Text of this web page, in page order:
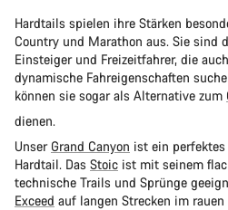
Hardtails spielen ihre Stärken
Country und Marathon aus. Sie sind
Einsteiger und Freizeitfahrer, die
dynamische Fahreigenschaften
können sie sogar als Alternative zum
dienen.
Unser Grand Canyon ist ein
Hardtail. Das Stoic ist mit seinem
technische Trails und Sprünge
Exceed auf langen Strecken im